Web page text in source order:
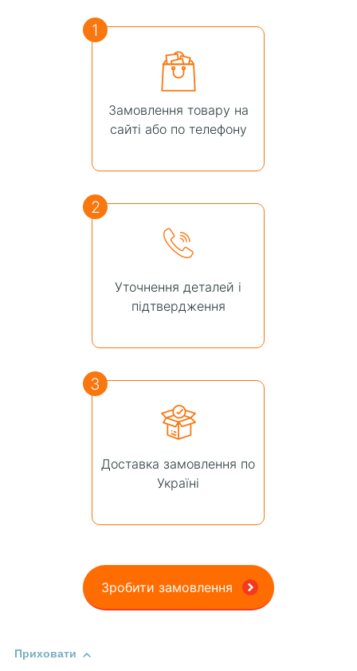
1
Замовлення товару на
сайті або по телефону
2
Уточнення деталей і
підтвердження
3
Доставка замовлення по
Україні
Зробити замовлення
Приховати